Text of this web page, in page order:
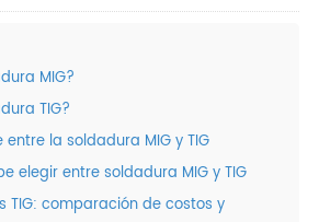
MIG?
TIG?
la soldadura MIG y TIG
elegir entre soldadura MIG y TIG
TIG: comparación de costos y